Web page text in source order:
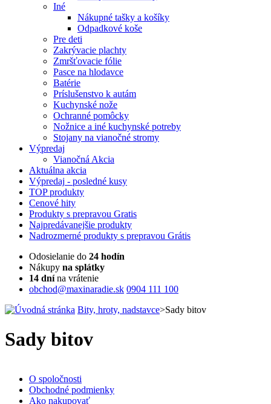
Iné
Nákupné tašky a košíky
Odpadkové koše
Pre deti
Zakrývacie plachty
Zmršťovacie fólie
Pasce na hlodavce
Batérie
Príslušenstvo k autám
Kuchynské nože
Ochranné pomôcky
Nožnice a iné kuchynské potreby
Stojany na vianočné stromy
Výpredaj
Vianočná Akcia
Aktuálna akcia
Výpredaj - posledné kusy
TOPprodukty
Cenové hity
Produkty s prepravou Gratis
Najpredávanejšie produkty
Nadrozmerné produkty s prepravou Grátis
Odosielanie do 24 hodín
Nákupy na splátky
14 dnína vrátenie
obchod@maxinaradie.sk 0904 111 100
Bity, hroty, nadstavce>Sady bitov
Sady bitov
O spoločnosti
Obchodné podmienky
Ako nakupovať